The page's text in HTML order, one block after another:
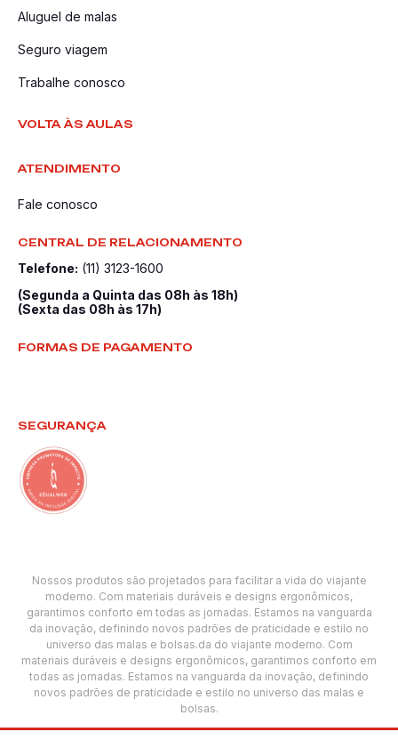
Aluguel de malas
Seguro viagem
Trabalhe conosco
VOLTA ÀS AULAS
ATENDIMENTO
Fale conosco
CENTRAL DE RELACIONAMENTO
Telefone: (11) 3123-1600
(Segunda a Quinta das 08h às 18h)
(Sexta das 08h às 17h)
FORMAS DE PAGAMENTO
SEGURANÇA
Nossos produtos são projetados para facilitar a vida do viajante
moderno. Com materiais duráveis e designs ergonômicos,
garantimos conforto em todas as jornadas. Estamos na vanguarda
da inovação, definindo novos padrões de praticidade e estilo no
universo das malas e bolsas.da do viajante moderno. Com
materiais duráveis e designs ergonômicos, garantimos conforto em
todas as jornadas. Estamos na vanguarda da inovação, definindo
novos padrões de praticidade e estilo no universo das malas e
bolsas.